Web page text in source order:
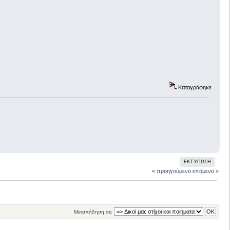
Καταγράφηκε
ΕΚΤΎΠΩΣΗ
« προηγούμενο επόμενο »
Μεταπήδηση σε: